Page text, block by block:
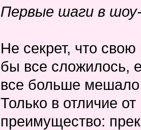
Первые шаги в
Не секрет, что свою
бы все сложилось,
все больше мешало
Только в отличие
преимущество: